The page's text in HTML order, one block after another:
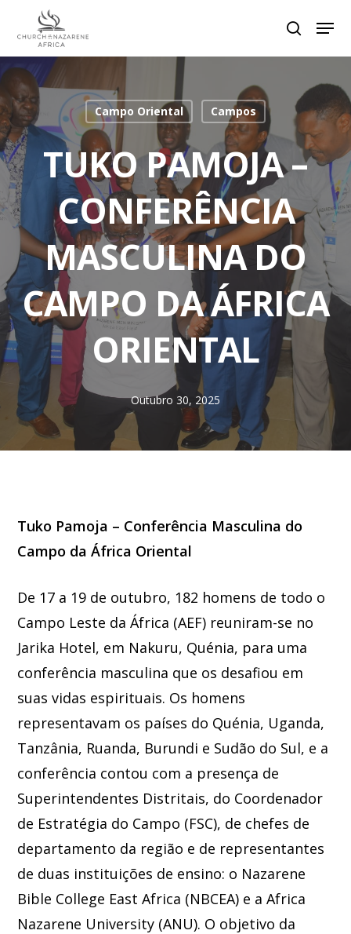
Hit enter to search or ESC to close
Campo Oriental Campos
TUKO PAMOJA –
CONFERÊNCIA
MASCULINA DO
CAMPO DA ÁFRICA
ORIENTAL
Outubro 30, 2025
Tuko Pamoja – Conferência Masculina do
Campo da África Oriental
De 17 a 19 de outubro, 182 homens de todo o
Campo Leste da África (AEF) reuniram-se no
Jarika Hotel, em Nakuru, Quénia, para uma
conferência masculina que os desafiou em
suas vidas espirituais. Os homens
representavam os países do Quénia, Uganda,
Tanzânia, Ruanda, Burundi e Sudão do Sul, e a
conferência contou com a presença de
Superintendentes Distritais, do Coordenador
de Estratégia do Campo (FSC), de chefes de
departamento da região e de representantes
de duas instituições de ensino: o Nazarene
Bible College East Africa (NBCEA) e a Africa
Nazarene University (ANU). O objetivo da